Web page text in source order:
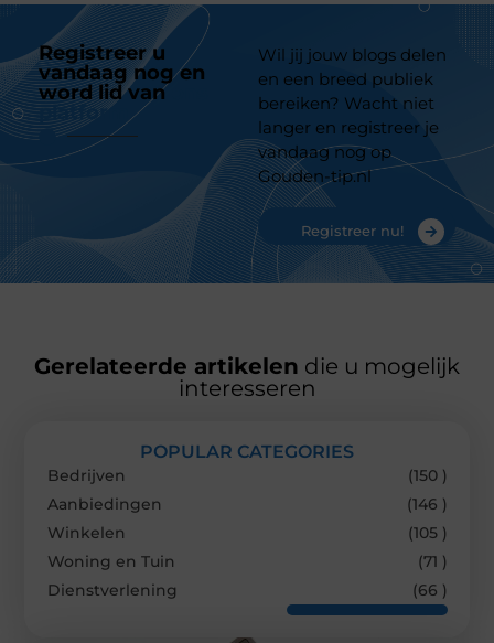
Registreer u
vandaag nog en
word lid van
platform
Wil jij jouw blogs delen
en een breed publiek
bereiken? Wacht niet
langer en registreer je
vandaag nog op
Gouden-tip.nl
Registreer nu!
Gerelateerde artikelen die u mogelijk
interesseren
POPULAR CATEGORIES
Bedrijven
(150 )
Aanbiedingen
(146 )
Winkelen
(105 )
Woning en Tuin
(71 )
Dienstverlening
(66 )